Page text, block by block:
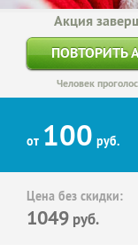
Акция
ПОВТОРИТЬ
Человек
от 100 руб.
Цена без скидки:
1049 руб.